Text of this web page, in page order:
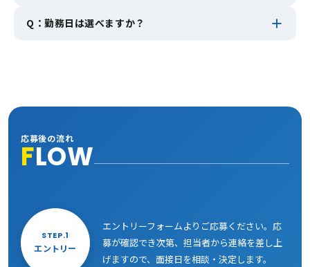
Q：勤務日は選べますか？
応募後の流れ
FLOW
STEP.1
エントリー
エントリーフォームよりご応募ください。応
募が確認でき次第、担当者から連絡を差し上
げますので、面接日を相談・決定します。